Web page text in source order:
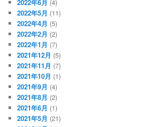
2022年6月 (4)
2022年5月 (11)
2022年4月 (5)
2022年2月 (2)
2022年1月 (7)
2021年12月 (5)
2021年11月 (7)
2021年10月 (1)
2021年9月 (4)
2021年8月 (2)
2021年6月 (1)
2021年5月 (21)